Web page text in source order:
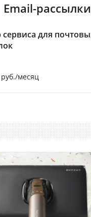
Email-рассылки
для
месяц